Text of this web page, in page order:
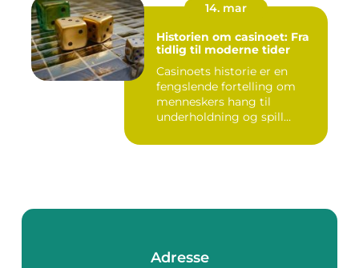
14. mar
Historien om casinoet: Fra
tidlig til moderne tider
Casinoets historie er en
fengslende fortelling om
menneskers hang til
underholdning og spill
Adresse